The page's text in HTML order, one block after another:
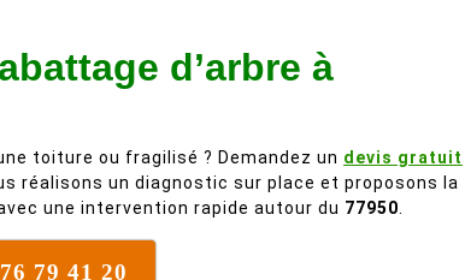
dangereuse. M Villiers et son
équipes connaissent très bien
vraiment sympathique. Bref,
nous recommandons à 100% !
d’arbre à
toiture ou fragilisé ? Demandez un devis gratuit
réalisons un diagnostic sur place et proposons la
une intervention rapide autour du 77950
79 41 20